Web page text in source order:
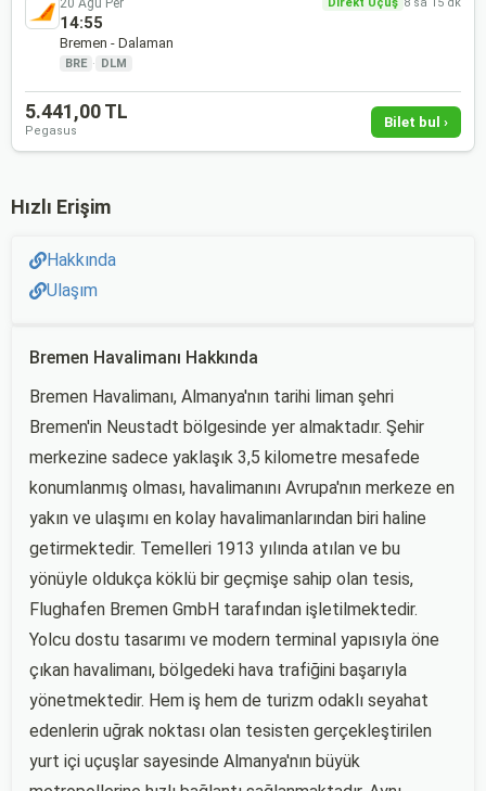
14:55
Bremen - Dalaman
BRE · DLM
5.441,00 TL
Pegasus
Bilet bul ›
Hızlı Erişim
Hakkında
Ulaşım
Bremen Havalimanı Hakkında
Bremen Havalimanı, Almanya'nın tarihi liman şehri
Bremen'in Neustadt bölgesinde yer almaktadır. Şehir
merkezine sadece yaklaşık 3,5 kilometre mesafede
konumlanmış olması, havalimanını Avrupa'nın merkeze en
yakın ve ulaşımı en kolay havalimanlarından biri haline
getirmektedir. Temelleri 1913 yılında atılan ve bu
yönüyle oldukça köklü bir geçmişe sahip olan tesis,
Flughafen Bremen GmbH tarafından işletilmektedir.
Yolcu dostu tasarımı ve modern terminal yapısıyla öne
çıkan havalimanı, bölgedeki hava trafiğini başarıyla
yönetmektedir. Hem iş hem de turizm odaklı seyahat
edenlerin uğrak noktası olan tesisten gerçekleştirilen
yurt içi uçuşlar sayesinde Almanya'nın büyük